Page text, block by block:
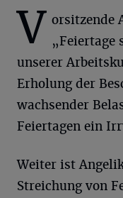
V orsitzende
„Feiertage
unserer
Erholung der
wachsender
Feiertagen ein
Weiter ist
Streichung von